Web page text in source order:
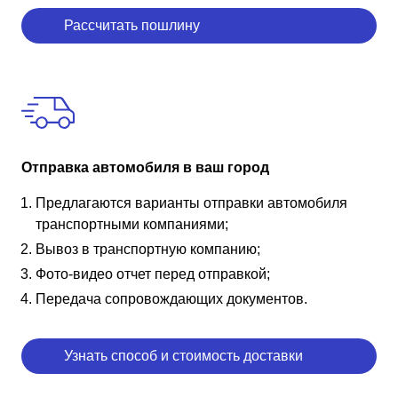
Рассчитать пошлину
Отправка автомобиля в ваш город
Предлагаются варианты отправки автомобиля
транспортными компаниями;
Вывоз в транспортную компанию;
Фото-видео отчет перед отправкой;
Передача сопровождающих документов.
Узнать способ и стоимость доставки